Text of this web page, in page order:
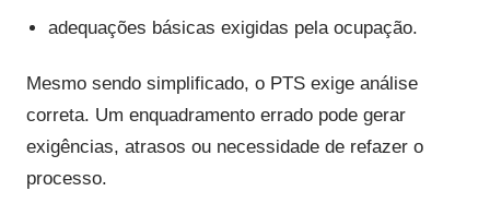
adequações básicas exigidas pela ocupação.
Mesmo sendo simplificado, o PTS exige análise
correta. Um enquadramento errado pode gerar
exigências, atrasos ou necessidade de refazer o
processo.